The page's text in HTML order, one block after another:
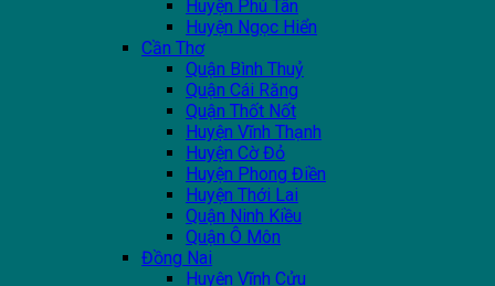
Huyện Phú Tân
Huyện Ngọc Hiển
Cần Thơ
Quận Bình Thuỷ
Quận Cái Răng
Quận Thốt Nốt
Huyện Vĩnh Thạnh
Huyện Cờ Đỏ
Huyện Phong Điền
Huyện Thới Lai
Quận Ninh Kiều
Quận Ô Môn
Đồng Nai
Huyện Vĩnh Cửu